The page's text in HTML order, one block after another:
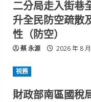
二分局走入街巷
升全民防空疏散
性（防空）
蔡 永源 2026 年 8
祱務
財政部南區國稅